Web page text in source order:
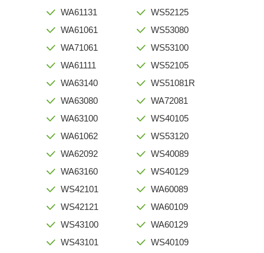
WA61131
WA61061
WA71061
WA61111
WA63140
WA63080
WA63100
WA61062
WA62092
WA63160
WS42101
WS42121
WS43100
WS43101
WS52125
WS53080
WS53100
WS52105
WS51081R
WA72081
WS40105
WS53120
WS40089
WS40129
WA60089
WA60109
WA60129
WS40109